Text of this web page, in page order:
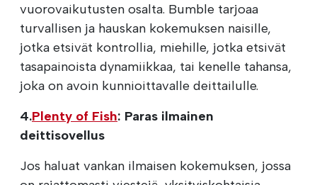
vuorovaikutusten osalta. Bumble tarjoaa
turvallisen ja hauskan kokemuksen naisille,
jotka etsivät kontrollia, miehille, jotka etsivät
tasapainoista dynamiikkaa, tai kenelle tahansa,
joka on avoin kunnioittavalle deittailulle.
4.Plenty of Fish: Paras ilmainen
deittisovellus
Jos haluat vankan ilmaisen kokemuksen, jossa